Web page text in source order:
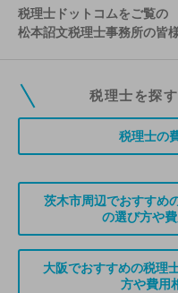
税理士ドットコムをご覧の
松本詔文税理士事務所の皆
税理士ドットコムの無料会員に
ていただくことができます。ま
無料登
税理士を探
税理士の
茨木市周辺でおすすめ
の選び方や
大阪でおすすめの税理
方や費用